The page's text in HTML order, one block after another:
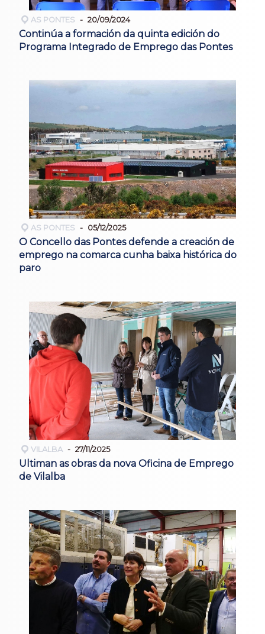
AS PONTES 20/09/2024
Continúa a formación da quinta edición do
Programa Integrado de Emprego das Pontes
AS PONTES 05/12/2025
O Concello das Pontes defende a creación de
emprego na comarca cunha baixa histórica do
paro
VILALBA 27/11/2025
Ultiman as obras da nova Oficina de Emprego
de Vilalba